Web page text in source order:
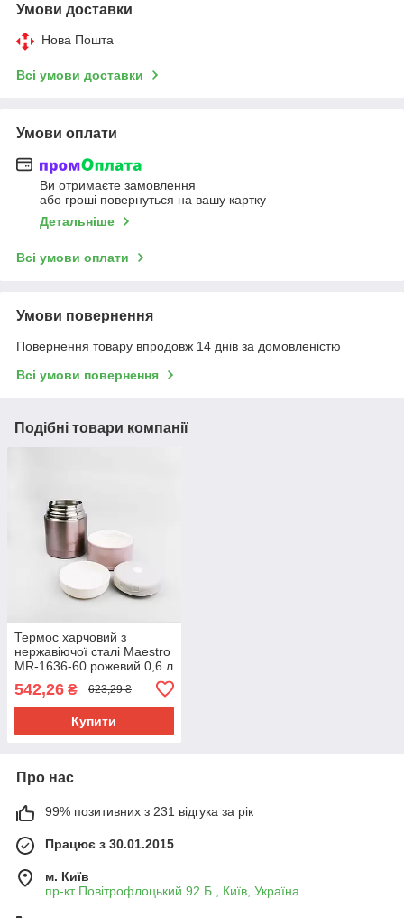
Умови доставки
Нова Пошта
Всі умови доставки
Умови оплати
Ви отримаєте замовлення
або гроші повернуться на вашу картку
Детальніше
Всі умови оплати
Умови повернення
Повернення товару впродовж 14 днів за домовленістю
Всі умови повернення
Подібні товари компанії
Термос харчовий з
нержавіючої сталі Maestro
MR-1636-60 рожевий 0,6 л
542,26 ₴ 623,29 ₴
Купити
Про нас
99% позитивних з 231 відгука за рік
Працює з 30.01.2015
м. Київ
пр-кт Повітрофлоцький 92 Б , Київ, Україна